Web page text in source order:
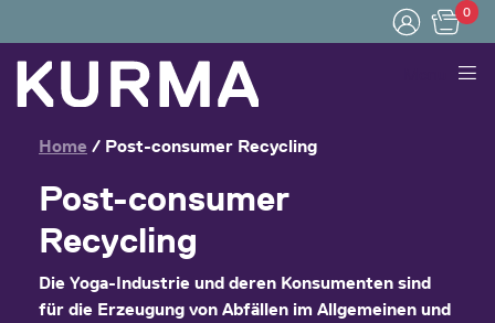
0
Home / Post-consumer Recycling
Post-consumer
Recycling
Die Yoga-Industrie und deren Konsumenten sind
für die Erzeugung von Abfällen im Allgemeinen und